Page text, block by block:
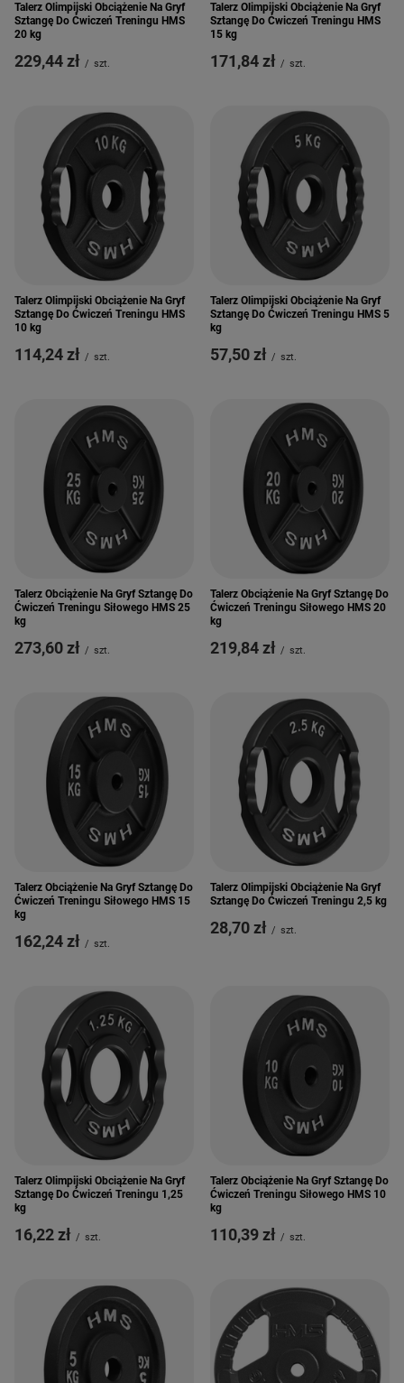
Talerz Olimpijski Obciążenie Na Gryf
Sztangę Do Ćwiczeń Treningu HMS
20 kg
229,44 zł / szt.
Talerz Olimpijski Obciążenie Na Gryf
Sztangę Do Ćwiczeń Treningu HMS
15 kg
171,84 zł / szt.
Talerz Olimpijski Obciążenie Na Gryf
Sztangę Do Ćwiczeń Treningu HMS
10 kg
114,24 zł / szt.
Talerz Olimpijski Obciążenie Na Gryf
Sztangę Do Ćwiczeń Treningu HMS 5
kg
57,50 zł / szt.
Talerz Obciążenie Na Gryf Sztangę Do
Ćwiczeń Treningu Siłowego HMS 25
kg
273,60 zł / szt.
Talerz Obciążenie Na Gryf Sztangę Do
Ćwiczeń Treningu Siłowego HMS 20
kg
219,84 zł / szt.
Talerz Obciążenie Na Gryf Sztangę Do
Ćwiczeń Treningu Siłowego HMS 15
kg
162,24 zł / szt.
Talerz Olimpijski Obciążenie Na Gryf
Sztangę Do Ćwiczeń Treningu 2,5 kg
28,70 zł / szt.
Talerz Olimpijski Obciążenie Na Gryf
Sztangę Do Ćwiczeń Treningu 1,25
kg
16,22 zł / szt.
Talerz Obciążenie Na Gryf Sztangę Do
Ćwiczeń Treningu Siłowego HMS 10
kg
110,39 zł / szt.